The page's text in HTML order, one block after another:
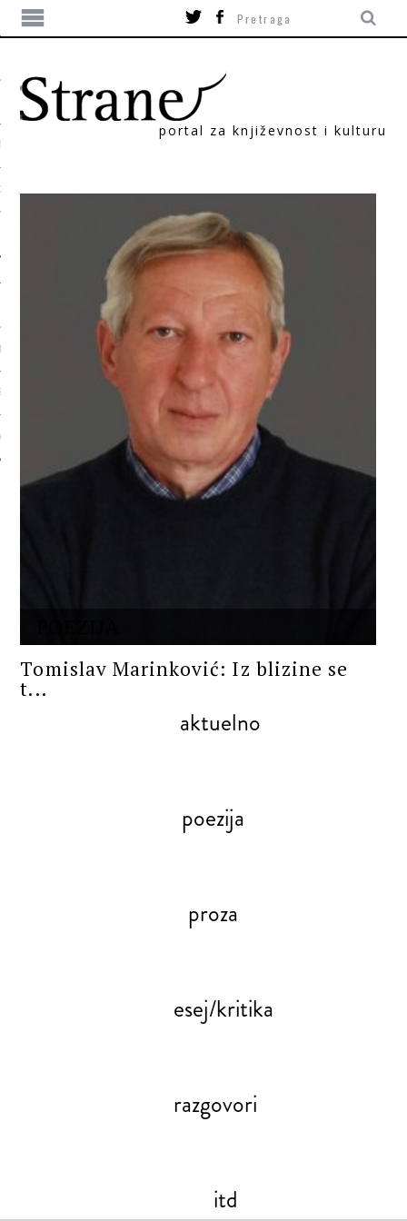
portal za književnost i kulturu
Tomislav Marinković: Iz blizine se
t...
aktuelno
poezija
proza
esej/kritika
razgovori
itd